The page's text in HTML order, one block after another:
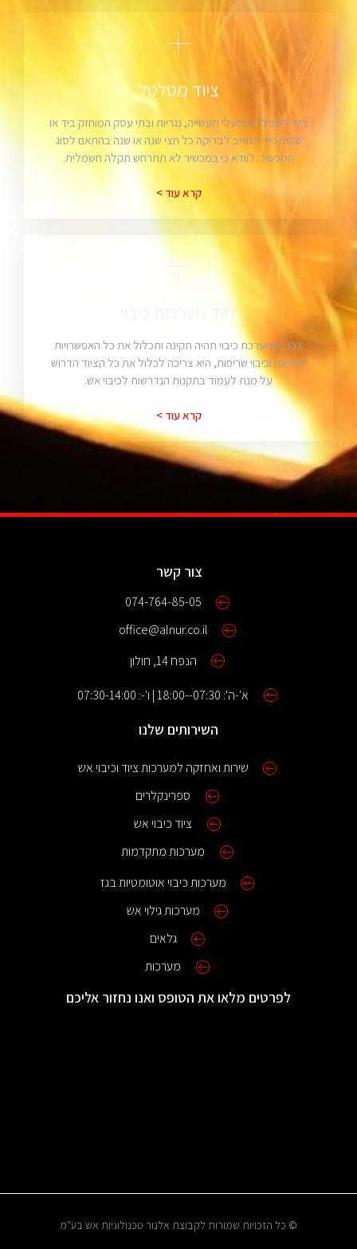
ציוד מטלטל
ציוד חשמלי במפעלי תעשייה, נגריות ובתי עסק המוחזק ביד או
שהינו נייד מחוייב לבדיקה כל חצי שנה או שנה בהתאם לסוג
המכשיר. לוודא כי במכשיר לא תתרחש תקלה חשמלית.
קרא עוד >
ציוד מערכות כיבוי
בכדי שמערכת כיבוי תהיה תקינה ותכלול את כל האפשרויות
למניעה וכיבוי שריפות, היא צריכה לכלול את כל הציוד הדרוש
על מנת לעמוד בתקנות הנדרשות לכיבוי אש.
קרא עוד >
צור קשר
074-764-85-05
office@alnur.co.il
הנפח 14, חולון
א'-ה': 07:30--18:00 | ו'-: 07:30-14:00
השירותים שלנו
שירות ואחזקה למערכות ציוד וכיבוי אש
ספרינקלרים
ציוד כיבוי אש
מערכות מתקדמות
מערכות כיבוי אוטומטיות בגז
מערכות גילוי אש
גלאים
מערכות
לפרטים מלאו את הטופס ואנו נחזור אליכם
© כל הזכויות שמורות לקבוצת אלנור טכנולוגיות אש בע"מ